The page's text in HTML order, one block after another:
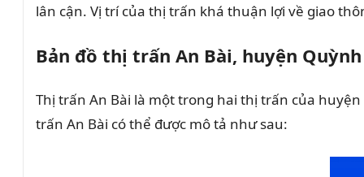
lân cận. Vị trí của thị trấn khá thuận lợi về giao
Bản đồ thị trấn An Bài, huyện
Thị trấn An Bài là một trong hai thị trấn của
trấn An Bài có thể được mô tả như sau: